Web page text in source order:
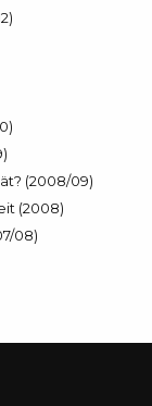
(2008/09)
(2008)
08)